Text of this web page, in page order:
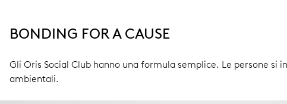
BONDING FOR A CAUSE
Gli Oris Social Club hanno una formula semplice. Le persone si
ambientali.